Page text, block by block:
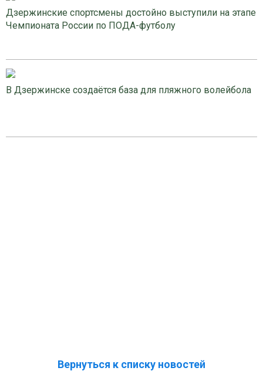
Дзержинские спортсмены достойно выступили на этапе
Чемпионата России по ПОДА-футболу
В Дзержинске создаётся база для пляжного волейбола
Вернуться к списку новостей